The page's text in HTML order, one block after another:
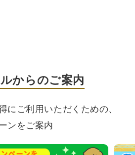
からのご案内
にご利用いただくための、
ンをご案内